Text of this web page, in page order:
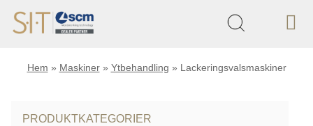
Hem » Maskiner» Ytbehandling » Lackeringsvalsmaskiner
PRODUKTKATEGORIER